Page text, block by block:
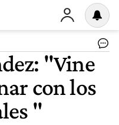
"Vine
con los
"